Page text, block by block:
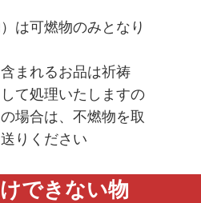
は可燃物のみとなり
まれるお品は祈祷
て処理いたしますの
場合は、不燃物を取
りください
できない物